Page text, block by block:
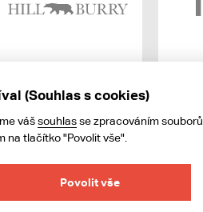
(Souhlas s cookies)
vášsouhlasse zpracováním souborů
na tlačítko "Povolit vše".
Povolit vše